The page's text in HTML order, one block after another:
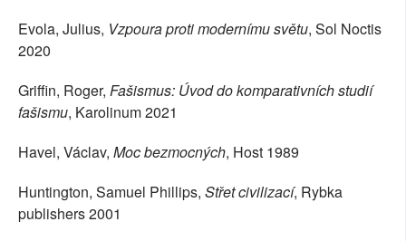
Evola, Julius, Vzpoura proti modernímu světu, Sol Noctis
2020
Griffin, Roger, Fašismus: Úvod do komparativních studií
fašismu, Karolinum 2021
Havel, Václav, Moc bezmocných, Host 1989
Huntington, Samuel Phillips, Střet civilizací, Rybka
publishers 2001